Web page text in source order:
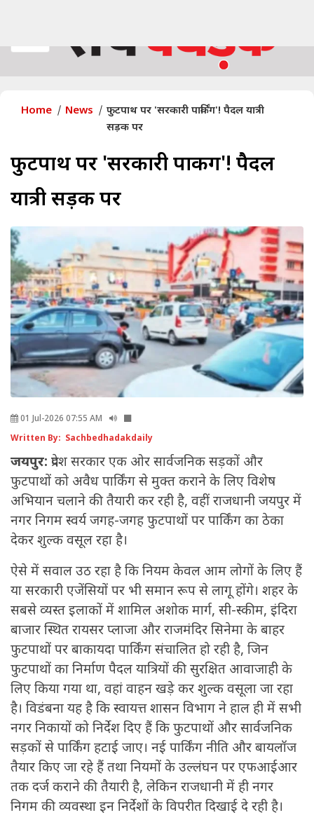
Home News
फुटपाथ पर 'सरकारी पार्किंग'! पैदल यात्री
सड़क पर
फुटपाथ पर 'सरकारी पार्किंग'! पैदल
यात्री सड़क पर
01 Jul-2026 07:55 AM
Written By: Sachbedhadakdaily
जयपुर: प्रदेश सरकार एक ओर सार्वजनिक सड़कों और
फुटपाथों को अवैध पार्किंग से मुक्त कराने के लिए विशेष
अभियान चलाने की तैयारी कर रही है, वहीं राजधानी जयपुर में
नगर निगम स्वर्य जगह-जगह फुटपाथों पर पार्किंग का ठेका
देकर शुल्क वसूल रहा है।
ऐसे में सवाल उठ रहा है कि नियम केवल आम लोगों के लिए हैं
या सरकारी एजेंसियों पर भी समान रूप से लागू होंगे। शहर के
सबसे व्यस्त इलाकों में शामिल अशोक मार्ग, सी-स्कीम, इंदिरा
बाजार स्थित रायसर प्लाजा और राजमंदिर सिनेमा के बाहर
फुटपाथों पर बाकायदा पार्किंग संचालित हो रही है, जिन
फुटपाथों का निर्माण पैदल यात्रियों की सुरक्षित आवाजाही के
लिए किया गया था, वहां वाहन खड़े कर शुल्क वसूला जा रहा
है। विडंबना यह है कि स्वायत्त शासन विभाग ने हाल ही में सभी
नगर निकायों को निर्देश दिए हैं कि फुटपाथों और सार्वजनिक
सड़कों से पार्किंग हटाई जाए। नई पार्किंग नीति और बायलॉज
तैयार किए जा रहे हैं तथा नियमों के उल्लंघन पर एफआईआर
तक दर्ज कराने की तैयारी है, लेकिन राजधानी में ही नगर
निगम की व्यवस्था इन निर्देशों के विपरीत दिखाई दे रही है।